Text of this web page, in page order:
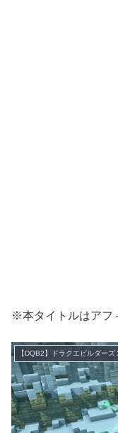
※本タイトルはアフ
【DQB2】ドラクエビルダー